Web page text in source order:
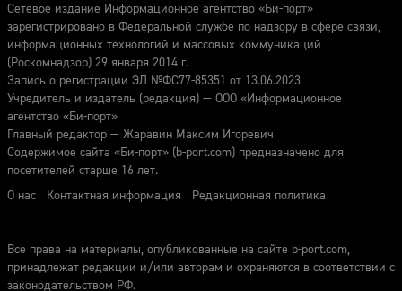
Сетевое издание Информационное агентство «Би-порт»
зарегистрировано в Федеральной службе по надзору в сфере связи,
информационных технологий и массовых коммуникаций
(Роскомнадзор) 29 января 2014 г.
Запись о регистрации ЭЛ №ФС77-85351 от 13.06.2023
Учредитель и издатель (редакция) — ООО «Информационное
агентство «Би-порт»
Главный редактор — Жаравин Максим Игоревич
Содержимое сайта «Би-порт» (b-port.com) предназначено для
посетителей старше 16 лет.
О нас
Контактная информация Редакционная политика
Все права на материалы, опубликованные на сайте b-port.com,
принадлежат редакции и/или авторам и охраняются в соответствии с
законодательством РФ.